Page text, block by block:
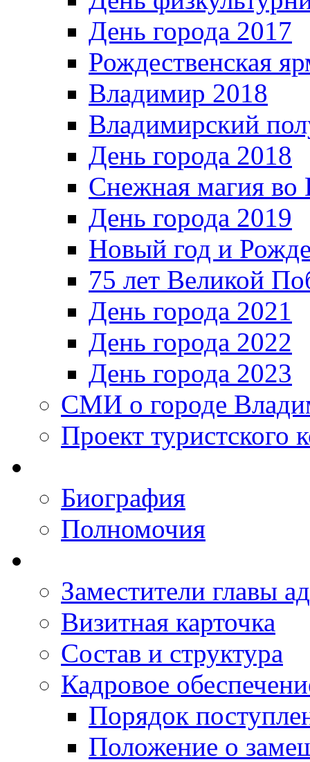
День города 2017
Рождественская
Владимир 2018
Владимирский
День города 2018
Снежная магия во
День города 2019
Новый год и
75 лет Великой
День города 2021
День города 2022
День города 2023
СМИ о городе
Проект туристского
Биография
Полномочия
Заместители главы
Визитная карточка
Состав и структура
Кадровое
Порядок
Положение о